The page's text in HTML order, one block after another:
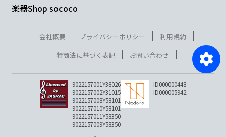
楽器Shop sococo
会社概要 プライバシーポリシー
利用規約
特商法に基づく表記
お問い合わせ
9022157001Y38026
9022157002Y31015
9022157008Y58101
9022157010Y58101
9022157011Y58350
9022157009Y58350
ID000000448
ID000005942